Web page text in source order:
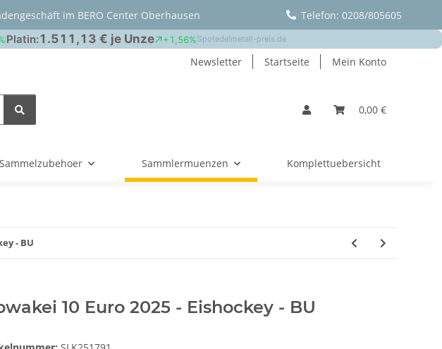
im BERO Center Oberhausen Telefon: 0208/805605
Newsletter Startseite Mein Konto
0,00 €
Sammelzubehoer Sammlermuenzen Komplettuebersicht
- BU
10 Euro 2025 - Eishockey - BU